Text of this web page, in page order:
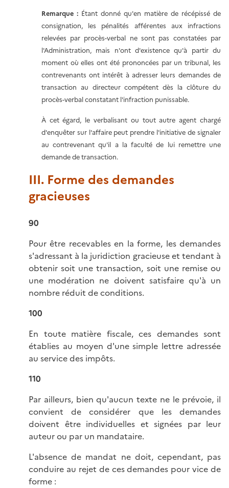
Remarque :Étant donné qu'en matière de récépissé de
consignation, les pénalités afférentes aux infractions
relevées par procès-verbal ne sont pas constatées par
l'Administration, mais n'ont d'existence qu'à partir du
moment où elles ont été prononcées par un tribunal, les
contrevenants ont intérêt à adresser leurs demandes de
transaction au directeur compétent dès la clôture du
procès-verbal constatant l'infraction punissable.
À cet égard, le verbalisant ou tout autre agent chargé
d'enquêter sur l'affaire peut prendre l'initiative de signaler
au contrevenant qu'il a la faculté de lui remettre une
demande de transaction.
III. Forme des demandes
gracieuses
90
Pour être recevables en la forme, les demandes
s'adressant à la juridiction gracieuse et tendant à
obtenir soit une transaction, soit une remise ou
une modération ne doivent satisfaire qu'à un
nombre réduit de conditions.
100
En toute matière fiscale, ces demandes sont
établies au moyen d'une simple lettre adressée
au service des impôts.
110
Par ailleurs, bien qu'aucun texte ne le prévoie, il
convient de considérer que les demandes
doivent être individuelles et signées par leur
auteur ou par un mandataire.
L'absence de mandat ne doit, cependant, pas
conduire au rejet de ces demandes pour vice de
forme :